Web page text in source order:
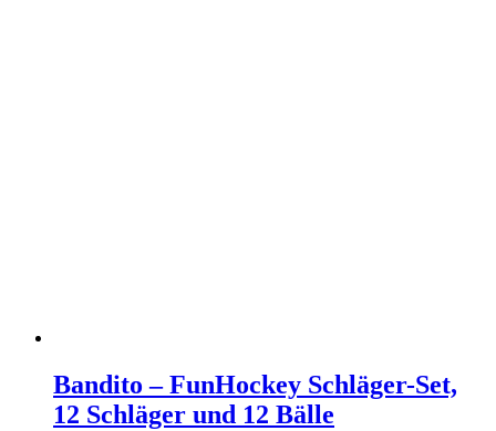
Bandito – FunHockey Schläger-Set,
12 Schläger und 12 Bälle